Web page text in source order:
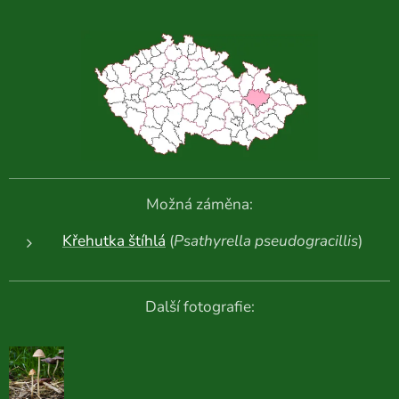
Možná záměna:
Křehutka štíhlá (Psathyrella pseudogracillis)
Další fotografie: